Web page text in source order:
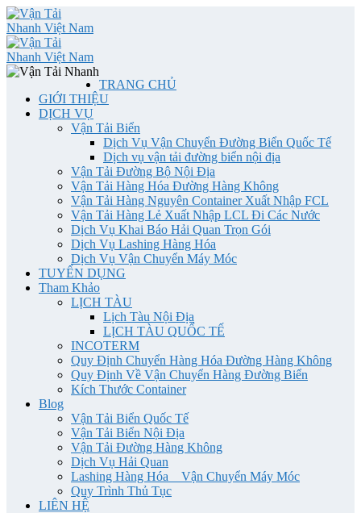
TRANG CHỦ
GIỚI THIỆU
DỊCH VỤ
Vận Tải Biển
Dịch Vụ Vận Chuyển Đường Biển Quốc Tế
Dịch vụ vận tải đường biển nội địa
Vận Tải Đường Bộ Nội Địa
Vận Tải Hàng Hóa Đường Hàng Không
Vận Tải Hàng Nguyên Container Xuất Nhập FCL
Vận Tải Hàng Lẻ Xuất Nhập LCL Đi Các Nước
Dịch Vụ Khai Báo Hải Quan Trọn Gói
Dịch Vụ Lashing Hàng Hóa
Dịch Vụ Vận Chuyển Máy Móc
TUYỂN DỤNG
Tham Khảo
LỊCH TÀU
Lịch Tàu Nội Địa
LỊCH TÀU QUỐC TẾ
INCOTERM
Quy Định Chuyển Hàng Hóa Đường Hàng Không
Quy Định Về Vận Chuyển Hàng Đường Biển
Kích Thước Container
Blog
Vận Tải Biển Quốc Tế
Vận Tải Biển Nội Địa
Vận Tải Đường Hàng Không
Dịch Vụ Hải Quan
Lashing Hàng Hóa _ Vận Chuyển Máy Móc
Quy Trình Thủ Tục
LIÊN HỆ